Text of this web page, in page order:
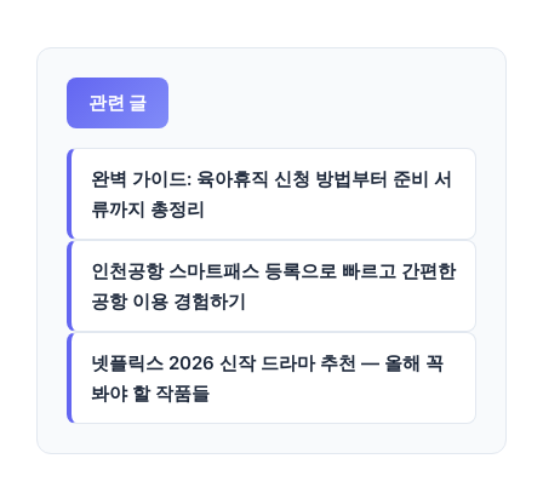
관련 글
완벽 가이드: 육아휴직 신청 방법부터 준비 서
류까지 총정리
인천공항 스마트패스 등록으로 빠르고 간편한
공항 이용 경험하기
넷플릭스 2026 신작 드라마 추천 — 올해 꼭
봐야 할 작품들